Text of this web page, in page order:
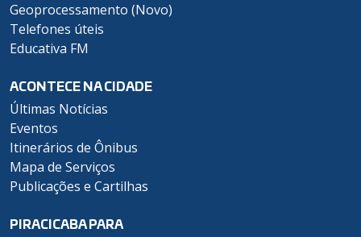
Geoprocessamento (Novo)
Telefones úteis
Educativa FM
ACONTECE NA CIDADE
Últimas Notícias
Eventos
Itinerários de Ônibus
Mapa de Serviços
Publicações e Cartilhas
PIRACICABA PARA